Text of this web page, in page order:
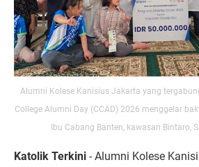
Alumni Kolese Kanisius Jakarta yang
College Alumni Day (CCAD) 2026 menggelar
Ibu Cabang Banten, kawasan Bintaro,
Katolik Terkini - Alumni Kolese